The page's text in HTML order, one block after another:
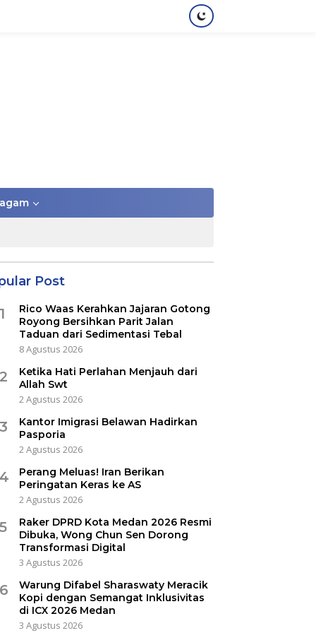
Post
Rico Waas Kerahkan Jajaran Gotong
Royong Bersihkan Parit Jalan
Taduan dari Sedimentasi Tebal
8 Agustus 2026
Ketika Hati Perlahan Menjauh dari
Allah Swt
2 Agustus 2026
Kantor Imigrasi Belawan Hadirkan
Pasporia
2 Agustus 2026
Perang Meluas! Iran Berikan
Peringatan Keras ke AS
2 Agustus 2026
Raker DPRD Kota Medan 2026 Resmi
Dibuka, Wong Chun Sen Dorong
Transformasi Digital
3 Agustus 2026
Warung Difabel Sharaswaty Meracik
Kopi dengan Semangat Inklusivitas
di ICX 2026 Medan
3 Agustus 2026